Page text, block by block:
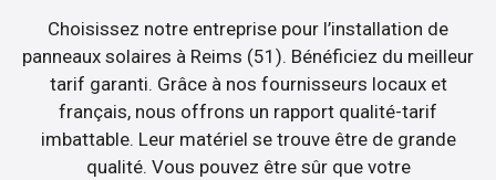
Choisissez notre entreprise pour l’installation de
panneaux solaires à Reims (51). Bénéficiez du meilleur
tarif garanti. Grâce à nos fournisseurs locaux et
français, nous offrons un rapport qualité-tarif
imbattable. Leur matériel se trouve être de grande
qualité. Vous pouvez être sûr que votre